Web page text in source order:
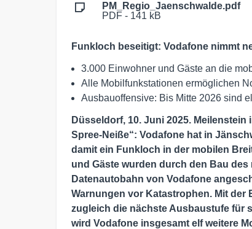
PM_Regio_Jaenschwalde.pdf
PDF - 141 kB
Funkloch beseitigt: Vodafone nimmt
3.000 Einwohner und Gäste an die
Alle Mobilfunkstationen ermöglichen
Ausbauoffensive: Bis Mitte 2026 sind
Düsseldorf, 10. Juni 2025.
Spree-Neiße“: Vodafone hat in
damit ein Funkloch in der mobilen
und Gäste wurden durch den Bau
Datenautobahn von Vodafone
Warnungen vor Katastrophen. Mit
zugleich die nächste Ausbaustufe für
wird Vodafone insgesamt elf weitere